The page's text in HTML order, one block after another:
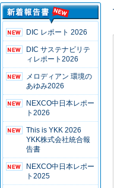
DIC レポート 2026
DIC サステナビリテ
ィレポート2026
メロディアン 環境の
あゆみ2026
NEXCO中日本レポー
ト2026
This is YKK 2026
YKK株式会社統合報
告書
NEXCO中日本レポー
ト2025